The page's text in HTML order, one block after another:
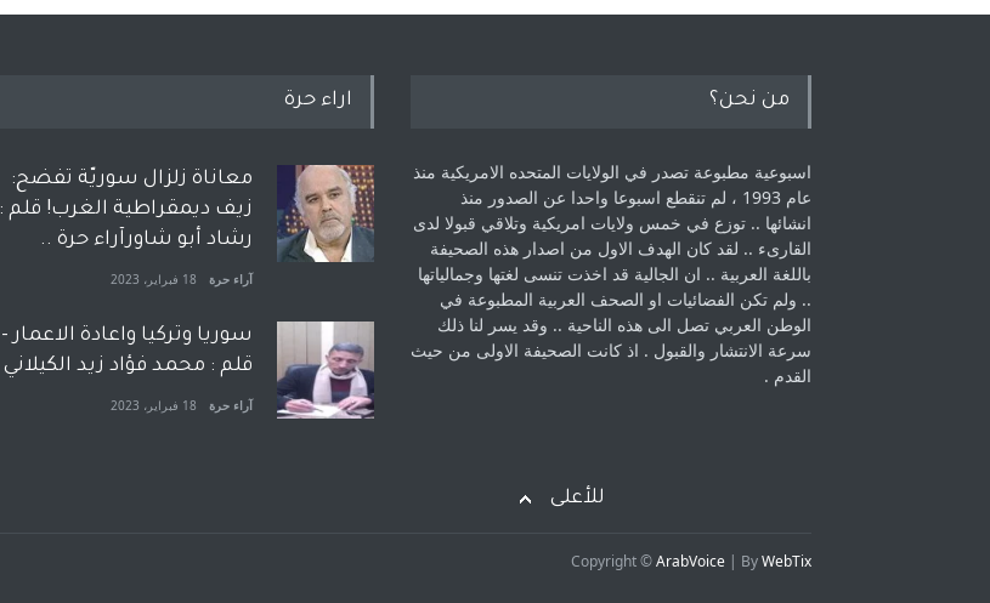
من نحن؟
اسبوعية مطبوعة تصدر في الولايات المتحده الامريكية منذ
عام 1993 ، لم ‏تنقطع اسبوعا واحدا عن الصدور منذ
انشائها .. توزع في خمس ولايات امريكية ‏وتلاقي قبولا لدى
القارىء ..‏ لقد كان الهدف الاول من اصدار هذه الصحيفة
باللغة العربية .. ان الجالية قد اخذت ‏تنسى لغتها وجمالياتها
.. ولم تكن الفضائيات او الصحف العربية المطبوعة في
الوطن ‏العربي تصل الى هذه الناحية .. وقد يسر لنا ذلك
سرعة الانتشار والقبول . اذ كانت ‏الصحيفة الاولى من حيث
القدم . ‏
اراء حرة
معاناة زلزال سوريّة تفضح:
زيف ديمقراطية الغرب! قلم :
رشاد أبو شاورآراء حرة ..
آراء حرة 18 فبراير، 2023
سوريا وتركيا واعادة الاعمار -
قلم : محمد فؤاد زيد الكيلاني
آراء حرة 18 فبراير، 2023
للأعلى
Copyright ©ArabVoice | ByWebTix